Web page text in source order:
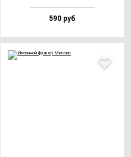
590 руб